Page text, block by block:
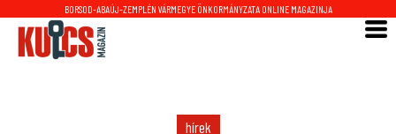
BORSOD-ABAÚJ-ZEMPLÉN VÁRMEGYE ÖNKORMÁNYZATA ONLINE MAGAZINJA
hírek